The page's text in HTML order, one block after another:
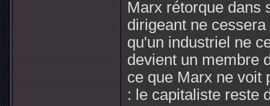
Marx rétorque dans
dirigeant ne
qu'un industriel ne
devient un membre
ce que Marx ne voit
: le capitaliste reste